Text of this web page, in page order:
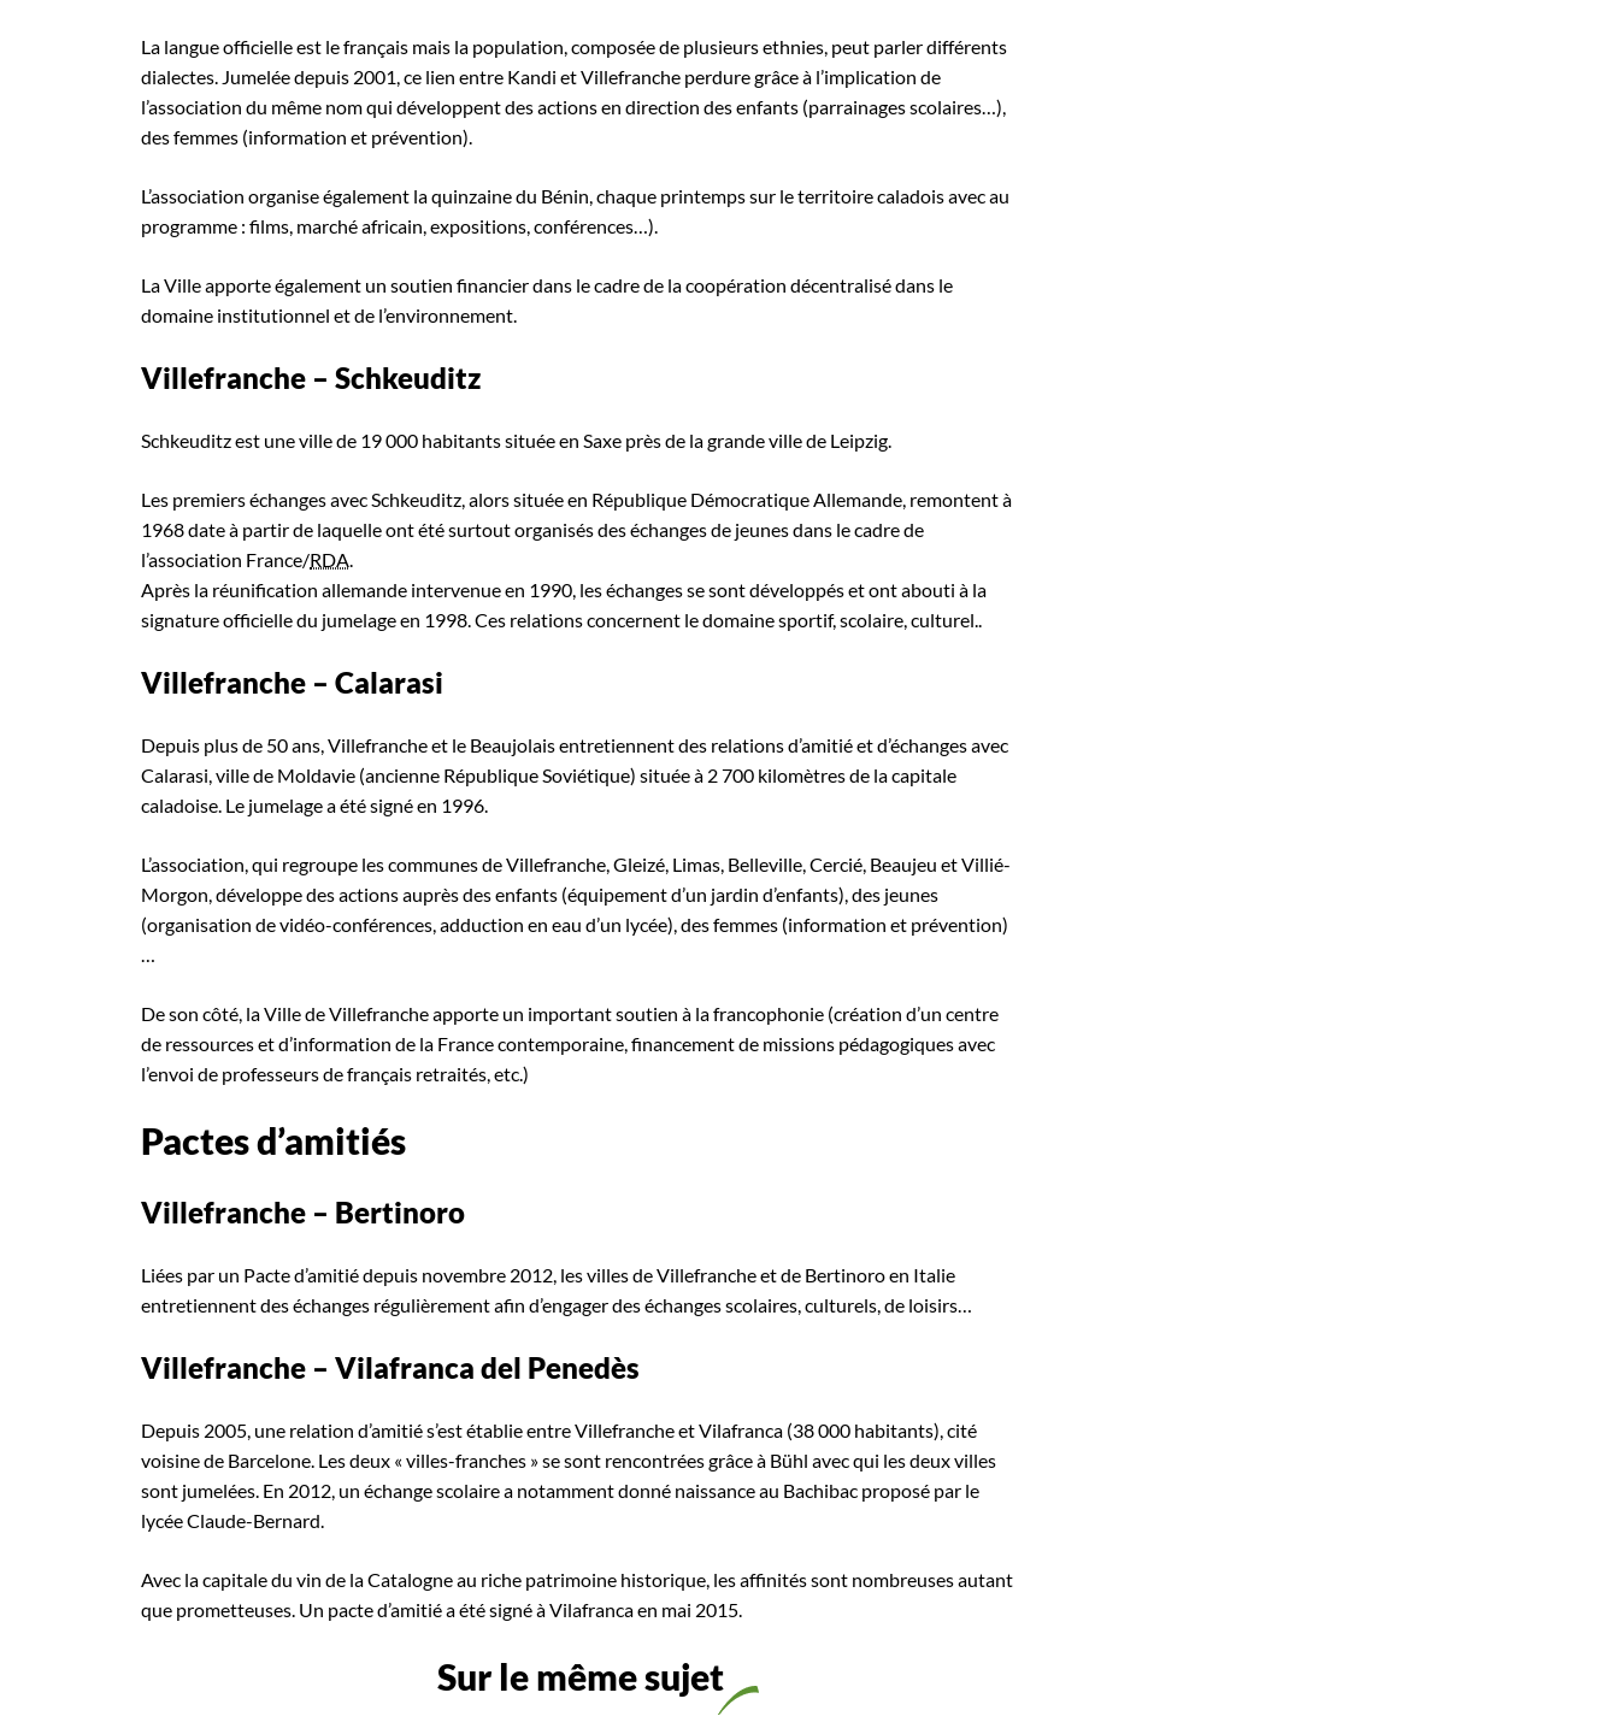
La langue officielle est le français mais la population, composée de plusieurs ethnies, peut parler différents
dialectes. Jumelée depuis 2001, ce lien entre Kandi et Villefranche perdure grâce à l’implication de
l’association du même nom qui développent des actions en direction des enfants (parrainages scolaires…),
des femmes (information et prévention).
L’association organise également la quinzaine du Bénin, chaque printemps sur le territoire caladois avec au
programme : films, marché africain, expositions, conférences…).
La Ville apporte également un soutien financier dans le cadre de la coopération décentralisé dans le
domaine institutionnel et de l’environnement.
Villefranche – Schkeuditz
Schkeuditz est une ville de 19 000 habitants située en Saxe près de la grande ville de Leipzig.
Les premiers échanges avec Schkeuditz, alors située en République Démocratique Allemande, remontent à
1968 date à partir de laquelle ont été surtout organisés des échanges de jeunes dans le cadre de
l’association France/RDA
Après la réunification allemande intervenue en 1990, les échanges se sont développés et ont abouti à la
signature officielle du jumelage en 1998. Ces relations concernent le domaine sportif, scolaire, culturel..
Villefranche – Calarasi
Depuis plus de 50 ans, Villefranche et le Beaujolais entretiennent des relations d’amitié et d’échanges avec
Calarasi, ville de Moldavie (ancienne République Soviétique) située à 2 700 kilomètres de la capitale
caladoise. Le jumelage a été signé en 1996.
L’association, qui regroupe les communes de Villefranche, Gleizé, Limas, Belleville, Cercié, Beaujeu et Villié-
Morgon, développe des actions auprès des enfants (équipement d’un jardin d’enfants), des jeunes
(organisation de vidéo-conférences, adduction en eau d’un lycée), des femmes (information et prévention)
De son côté, la Ville de Villefranche apporte un important soutien à la francophonie (création d’un centre
de ressources et d’information de la France contemporaine, financement de missions pédagogiques avec
l’envoi de professeurs de français retraités, etc.)
Pactes d’amitiés
Villefranche – Bertinoro
Liées par un Pacte d’amitié depuis novembre 2012, les villes de Villefranche et de Bertinoro en Italie
entretiennent des échanges régulièrement afin d’engager des échanges scolaires, culturels, de loisirs…
Villefranche – Vilafranca del Penedès
Depuis 2005, une relation d’amitié s’est établie entre Villefranche et Vilafranca (38 000 habitants), cité
voisine de Barcelone. Les deux « villes-franches » se sont rencontrées grâce à Bühl avec qui les deux villes
sont jumelées. En 2012, un échange scolaire a notamment donné naissance au Bachibac proposé par le
lycée Claude-Bernard.
Avec la capitale du vin de la Catalogne au riche patrimoine historique, les affinités sont nombreuses autant
que prometteuses. Un pacte d’amitié a été signé à Vilafranca en mai 2015.
Sur le même sujet